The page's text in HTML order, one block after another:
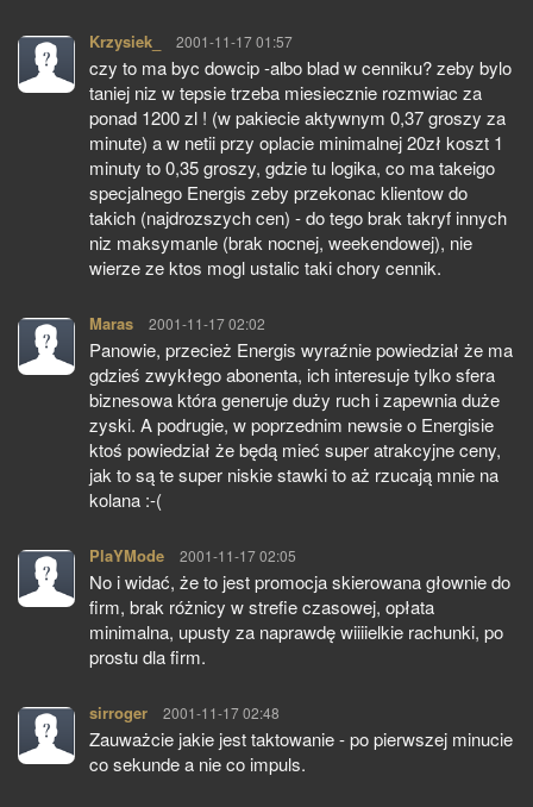
Krzysiek_ pisze:
2001-11-17 01:57
czy to ma byc dowcip -albo blad w cenniku? zeby bylo
taniej niz w tepsie trzeba miesiecznie rozmwiac za
ponad 1200 zl ! (w pakiecie aktywnym 0,37 groszy za
minute) a w netii przy oplacie minimalnej 20zł koszt 1
minuty to 0,35 groszy, gdzie tu logika, co ma takeigo
specjalnego Energis zeby przekonac klientow do
takich (najdrozszych cen) - do tego brak takryf innych
niz maksymanle (brak nocnej, weekendowej), nie
wierze ze ktos mogl ustalic taki chory cennik.
Maras pisze:
2001-11-17 02:02
Panowie, przecież Energis wyraźnie powiedział że ma
gdzieś zwykłego abonenta, ich interesuje tylko sfera
biznesowa która generuje duży ruch i zapewnia duże
zyski. A podrugie, w poprzednim newsie o Energisie
ktoś powiedział że będą mieć super atrakcyjne ceny,
jak to są te super niskie stawki to aż rzucają mnie na
kolana :-(
PlaYMode pisze:
2001-11-17 02:05
No i widać, że to jest promocja skierowana głownie do
firm, brak różnicy w strefie czasowej, opłata
minimalna, upusty za naprawdę wiiiielkie rachunki, po
prostu dla firm.
sirroger pisze:
2001-11-17 02:48
Zauważcie jakie jest taktowanie - po pierwszej minucie
co sekunde a nie co impuls.